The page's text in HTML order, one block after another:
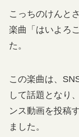
こっちのけんと
楽曲「はいよろ
た。
この楽曲は、
して話題となり
ンス動画を投稿
ました。